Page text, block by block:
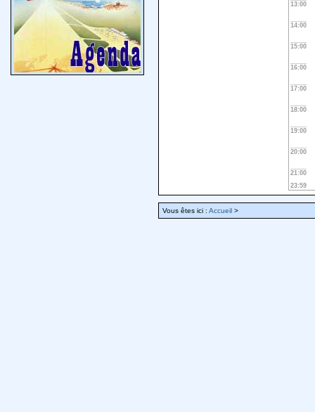
13:00
14:00
15:00
16:00
17:00
18:00
19:00
20:00
21:00
23:59
Vous êtes ici : Accueil >